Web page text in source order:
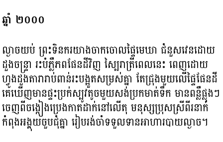
ឆ្នាំ ២០០០
ល្ងាចយប់ ព្រះទិនករយាងចាកចោលផៃ្ទមេឃា ជំនួសវេនដោយ
ដួងចន្ទ្រា រះបំភ្លឺភពផែនដីវិញ ស្បៃរាត្រីពេលនេះ ពេញដោយ
ហ្វូងដួងតារារាប់ពាន់រះបង្អួតសម្រស់គ្នា តែជ្រុងមួយលើផ្ទៃផែនដី
គេឃើញមានផ្ទះប្រក់ស្បូវតូចមួយសង់ប្រកមាត់ទឹក មានពន្លឺផ្លុងៗ
ចេញពីចង្កៀងប្រេងកាតដាក់នៅលើតុ មនុស្សប្រុសស្រីពីរនាក់
កំពុងអង្គុយចួបជុំគ្នា រៀបរង់ចាំទទួលទានអាហារបាយល្ងាច។